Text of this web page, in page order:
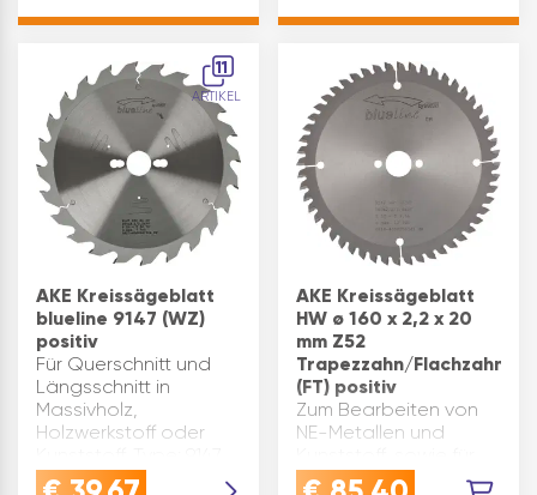
Gipsplatten, Laminat,
Massivholz,
Holzwerkstoffe,
Kunststoff. Nicht ve…
160 mm | Bohrung: 20
mm | Schnittbreite: 1,8
mm | Sägeblatts…
11
ARTIKEL
AKE Kreissägeblatt
blueline 9147 (WZ)
positiv
Für Querschnitt und
Längsschnitt in
Massivholz,
Holzwerkstoff oder
blueline Bohrung(mm):
AKE Kreissägeblatt
HW ø 160 x 2,2 x 20
mm Z52
Trapezzahn/Flachzahn
(FT) positiv
Zum Bearbeiten von
NE-Metallen und
universellen Einsatz mit